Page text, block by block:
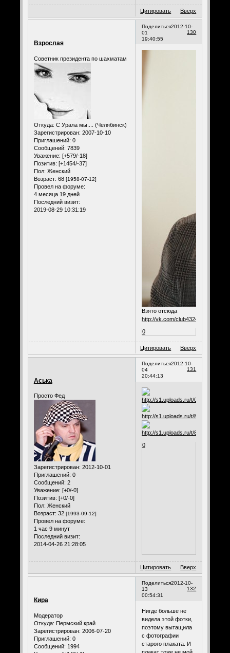
Цитировать Вверх
Поделиться
130
2012-10-
01
19:40:55
Взрослая
Советник президента по шахматам
Откуда: С Урала мы.... (Челябинск)
Зарегистрирован: 2007-10-10
Приглашений: 0
Сообщений: 7839
Уважение: [+579/-18]
Позитив: [+1454/-37]
Пол: Женский
Возраст: 68 [1958-07-12]
Провел на форуме:
4 месяца 19 дней
Последний визит:
2019-08-29 10:31:19
Взято отсюда
http://vk.com/club43249844
0
Цитировать Вверх
Поделиться
131
2012-10-
04
20:44:13
Аська
Просто Фед
Зарегистрирован: 2012-10-01
Приглашений: 0
Сообщений: 2
Уважение: [+0/-0]
Позитив: [+0/-0]
Пол: Женский
Возраст: 32 [1993-09-12]
Провел на форуме:
1 час 9 минут
Последний визит:
2014-04-26 21:28:05
0
Цитировать Вверх
Поделиться
132
2012-10-
13
00:54:31
Кира
Модератор
Откуда: Пермский край
Зарегистрирован: 2006-07-20
Приглашений: 0
Сообщений: 1994
Нигде больше не
видела этой фотки,
поэтому вытащила
с фотографии
старого плаката. И